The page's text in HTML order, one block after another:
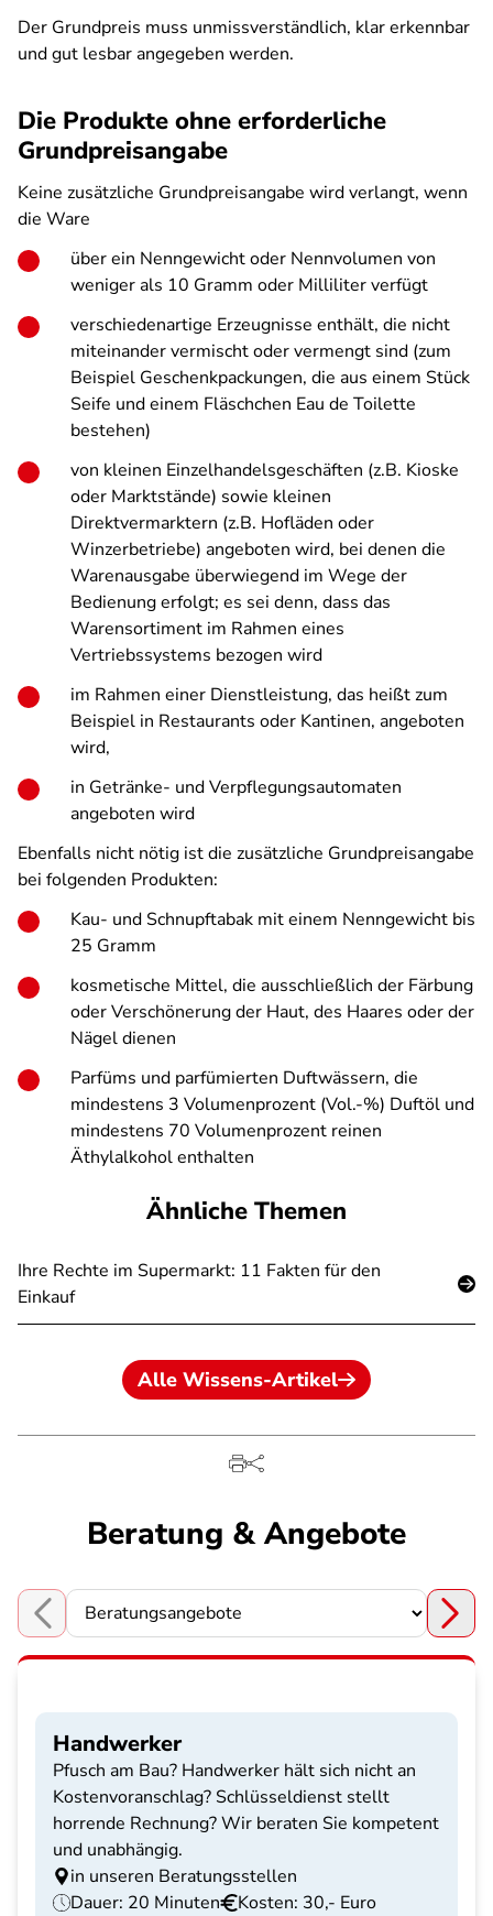
Der Grundpreis muss unmissverständlich, klar erkennbar
und gut lesbar angegeben werden.
Die Produkte ohne erforderliche
Grundpreisangabe
Keine zusätzliche Grundpreisangabe wird verlangt, wenn
die Ware
über ein Nenngewicht oder Nennvolumen von
weniger als 10 Gramm oder Milliliter verfügt
verschiedenartige Erzeugnisse enthält, die nicht
miteinander vermischt oder vermengt sind (zum
Beispiel Geschenkpackungen, die aus einem Stück
Seife und einem Fläschchen Eau de Toilette
bestehen)
von kleinen Einzelhandelsgeschäften (z.B. Kioske
oder Marktstände) sowie kleinen
Direktvermarktern (z.B. Hofläden oder
Winzerbetriebe) angeboten wird, bei denen die
Warenausgabe überwiegend im Wege der
Bedienung erfolgt; es sei denn, dass das
Warensortiment im Rahmen eines
Vertriebssystems bezogen wird
im Rahmen einer Dienstleistung, das heißt zum
Beispiel in Restaurants oder Kantinen, angeboten
wird,
in Getränke- und Verpflegungsautomaten
angeboten wird
Ebenfalls nicht nötig ist die zusätzliche Grundpreisangabe
bei folgenden Produkten:
Kau- und Schnupftabak mit einem Nenngewicht bis
25 Gramm
kosmetische Mittel, die ausschließlich der Färbung
oder Verschönerung der Haut, des Haares oder der
Nägel dienen
Parfüms und parfümierten Duftwässern, die
mindestens 3 Volumenprozent (Vol.-%) Duftöl und
mindestens 70 Volumenprozent reinen
Äthylalkohol enthalten
Ähnliche Themen
Ihre Rechte im Supermarkt: 11 Fakten für den
Einkauf
Alle Wissens-Artikel
Beratung & Angebote
Choose a section
Handwerker
Pfusch am Bau? Handwerker hält sich nicht an
Kostenvoranschlag? Schlüsseldienst stellt
horrende Rechnung? Wir beraten Sie kompetent
und unabhängig.
in unseren Beratungsstellen
Dauer: 20 Minuten
Kosten: 30,- Euro